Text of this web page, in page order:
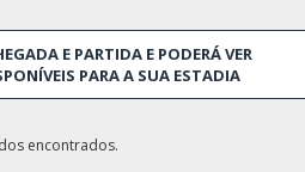
E PARTIDA E PODERÁ VER
PARA A SUA ESTADIA
encontrados.